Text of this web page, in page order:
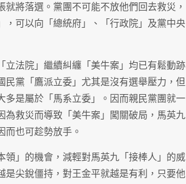
將落選。黨團不可能不放他們回去救災，
，可以向「總統府」、「行政院」及黨中央
法院」繼續糾纏「美牛案」均已有鬆動跡
黨「鷹派立委」尤其是沒有選舉壓力，但
多是屬於「馬系立委」。因而親民黨團就一
救災而導致「美牛案」闖關破局，馬英九
而也可趁勢放手。
」的機會，減輕對馬英九「接棒人」的威
尖銳僵持，對王金平就越是有利，只要他